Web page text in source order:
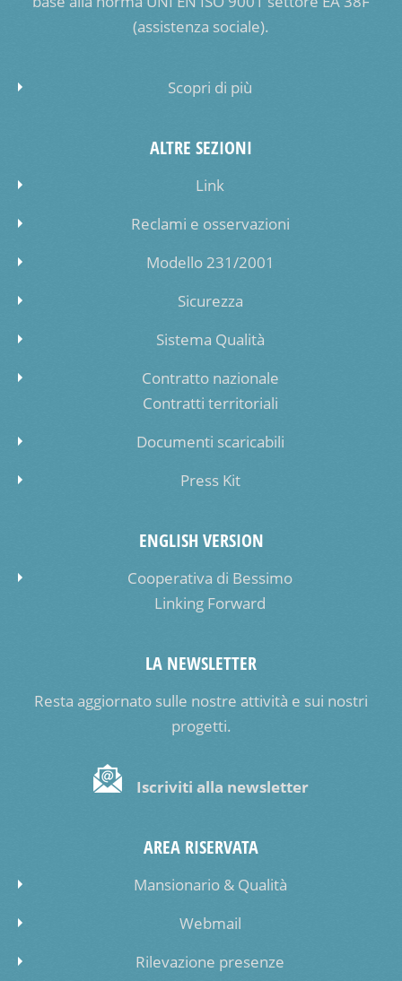
(assistenza sociale).
Scopri di più
ALTRE SEZIONI
Link
Reclami e osservazioni
Modello 231/2001
Sicurezza
Sistema Qualità
Contratto nazionale
Contratti territoriali
Documenti scaricabili
Press Kit
ENGLISH VERSION
Cooperativa di Bessimo
Linking Forward
LA NEWSLETTER
Resta aggiornato sulle nostre attività e sui nostri
progetti.
Iscriviti alla newsletter
AREA RISERVATA
Mansionario & Qualità
Webmail
Rilevazione presenze